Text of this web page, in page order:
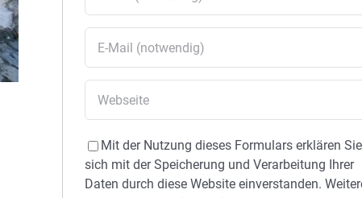
Mit der Nutzung dieses Formulars erklären Sie
sich mit der Speicherung und Verarbeitung Ihrer
Daten durch diese Website einverstanden.